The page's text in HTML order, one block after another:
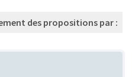
des propositions par :